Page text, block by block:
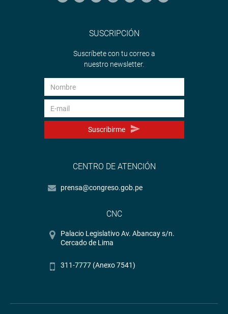
SUSCRIPCIÓN
Suscríbete con tu correo a
nuestro newsletter.
Suscribirme
CENTRO DE ATENCIÓN
prensa@congreso.gob.pe
CNC
Palacio Legislativo Av. Abancay s/n.
Cercado de Lima
311-7777 (Anexo 7541)